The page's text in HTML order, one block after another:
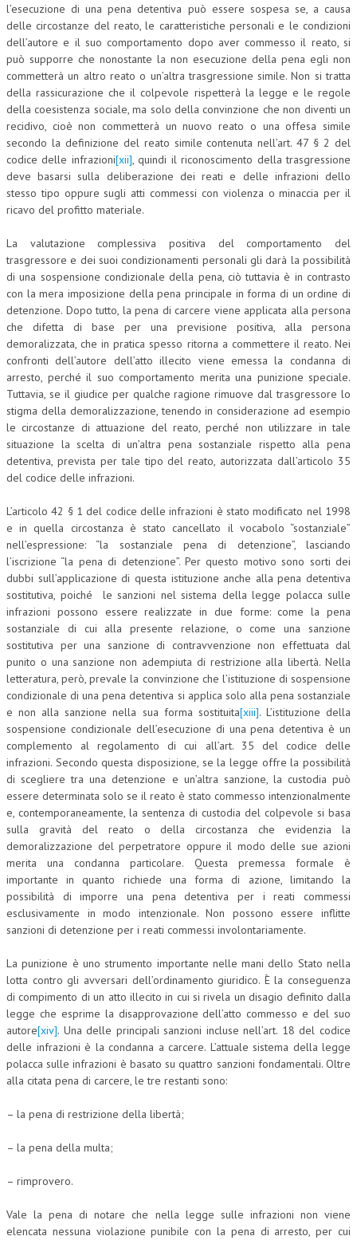
l’esecuzione di una pena detentiva può essere sospesa se, a causa
delle circostanze del reato, le caratteristiche personali e le condizioni
dell’autore e il suo comportamento dopo aver commesso il reato, si
può supporre che nonostante la non esecuzione della pena egli non
commetterà un altro reato o un’altra trasgressione simile. Non si tratta
della rassicurazione che il colpevole rispetterà la legge e le regole
della coesistenza sociale, ma solo della convinzione che non diventi un
recidivo, cioè non commetterà un nuovo reato o una offesa simile
secondo la definizione del reato simile contenuta nell’art. 47 § 2 del
codice delle infrazioni[xii], quindi il riconoscimento della trasgressione
deve basarsi sulla deliberazione dei reati e delle infrazioni dello
stesso tipo oppure sugli atti commessi con violenza o minaccia per il
ricavo del profitto materiale.
La valutazione complessiva positiva del comportamento del
trasgressore e dei suoi condizionamenti personali gli darà la possibilità
di una sospensione condizionale della pena, ciò tuttavia è in contrasto
con la mera imposizione della pena principale in forma di un ordine di
detenzione. Dopo tutto, la pena di carcere viene applicata alla persona
che difetta di base per una previsione positiva, alla persona
demoralizzata, che in pratica spesso ritorna a commettere il reato. Nei
confronti dell’autore dell’atto illecito viene emessa la condanna di
arresto, perché il suo comportamento merita una punizione speciale.
Tuttavia, se il giudice per qualche ragione rimuove dal trasgressore lo
stigma della demoralizzazione, tenendo in considerazione ad esempio
le circostanze di attuazione del reato, perché non utilizzare in tale
situazione la scelta di un’altra pena sostanziale rispetto alla pena
detentiva, prevista per tale tipo del reato, autorizzata dall’articolo 35
del codice delle infrazioni.
L’articolo 42 § 1 del codice delle infrazioni è stato modificato nel 1998
e in quella circostanza è stato cancellato il vocabolo “sostanziale”
nell’espressione: “la sostanziale pena di detenzione”, lasciando
l’iscrizione “la pena di detenzione”. Per questo motivo sono sorti dei
dubbi sull’applicazione di questa istituzione anche alla pena detentiva
sostitutiva, poiché le sanzioni nel sistema della legge polacca sulle
infrazioni possono essere realizzate in due forme: come la pena
sostanziale di cui alla presente relazione, o come una sanzione
sostitutiva per una sanzione di contravvenzione non effettuata dal
punito o una sanzione non adempiuta di restrizione alla libertà. Nella
letteratura, però, prevale la convinzione che l’istituzione di sospensione
condizionale di una pena detentiva si applica solo alla pena sostanziale
e non alla sanzione nella sua forma sostituita[xiii]. L’istituzione della
sospensione condizionale dell’esecuzione di una pena detentiva è un
complemento al regolamento di cui all’art. 35 del codice delle
infrazioni. Secondo questa disposizione, se la legge offre la possibilità
di scegliere tra una detenzione e un’altra sanzione, la custodia può
essere determinata solo se il reato è stato commesso intenzionalmente
e, contemporaneamente, la sentenza di custodia del colpevole si basa
sulla gravità del reato o della circostanza che evidenzia la
demoralizzazione del perpetratore oppure il modo delle sue azioni
merita una condanna particolare. Questa premessa formale è
importante in quanto richiede una forma di azione, limitando la
possibilità di imporre una pena detentiva per i reati commessi
esclusivamente in modo intenzionale. Non possono essere inflitte
sanzioni di detenzione per i reati commessi involontariamente.
La punizione è uno strumento importante nelle mani dello Stato nella
lotta contro gli avversari dell’ordinamento giuridico. È la conseguenza
di compimento di un atto illecito in cui si rivela un disagio definito dalla
legge che esprime la disapprovazione dell’atto commesso e del suo
autore[xiv]. Una delle principali sanzioni incluse nell’art. 18 del codice
delle infrazioni è la condanna a carcere. L’attuale sistema della legge
polacca sulle infrazioni è basato su quattro sanzioni fondamentali. Oltre
alla citata pena di carcere, le tre restanti sono:
– la pena di restrizione della libertà;
– la pena della multa;
– rimprovero.
Vale la pena di notare che nella legge sulle infrazioni non viene
elencata nessuna violazione punibile con la pena di arresto, per cui